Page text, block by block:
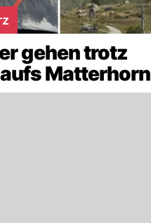
gehen trotz
Matterhorn